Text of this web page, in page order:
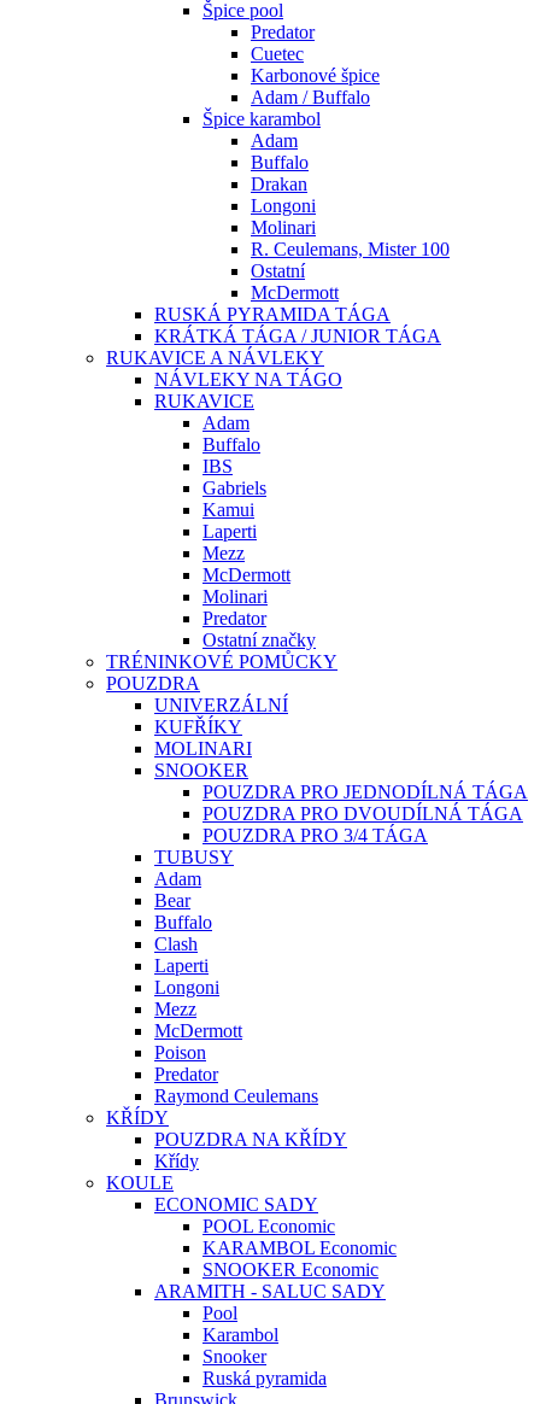
Špice pool
Predator
Cuetec
Karbonové špice
Adam / Buffalo
Špice karambol
Adam
Buffalo
Drakan
Longoni
Molinari
R. Ceulemans, Mister 100
Ostatní
McDermott
RUSKÁ PYRAMIDA TÁGA
KRÁTKÁ TÁGA / JUNIOR TÁGA
RUKAVICE A NÁVLEKY
NÁVLEKY NA TÁGO
RUKAVICE
Adam
Buffalo
IBS
Gabriels
Kamui
Laperti
Mezz
McDermott
Molinari
Predator
Ostatní značky
TRÉNINKOVÉ POMŮCKY
POUZDRA
UNIVERZÁLNÍ
KUFŘÍKY
MOLINARI
SNOOKER
POUZDRA PRO JEDNODÍLNÁ TÁGA
POUZDRA PRO DVOUDÍLNÁ TÁGA
POUZDRA PRO 3/4 TÁGA
TUBUSY
Adam
Bear
Buffalo
Clash
Laperti
Longoni
Mezz
McDermott
Poison
Predator
Raymond Ceulemans
KŘÍDY
POUZDRA NA KŘÍDY
Křídy
KOULE
ECONOMIC SADY
POOL Economic
KARAMBOL Economic
SNOOKER Economic
ARAMITH - SALUC SADY
Pool
Karambol
Snooker
Ruská pyramida
Brunswick